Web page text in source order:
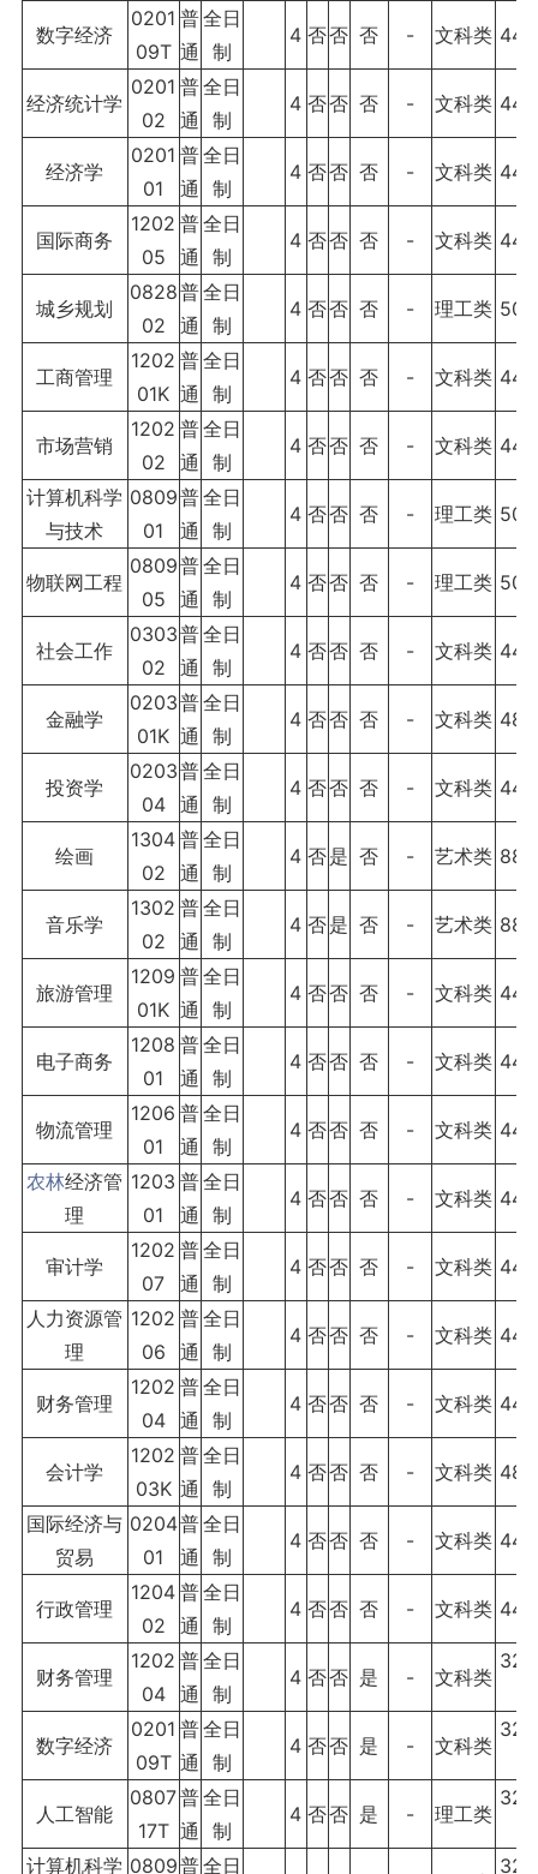
数字经济
0201
09T
普
通
全日
制
4 否否 否 - 文科类
经济统计学
0201
02
普
通
全日
制
4 否否 否 - 文科类
经济学
0201
01
普
通
全日
制
4 否否 否 - 文科类
国际商务
1202
05
普
通
全日
制
4 否否 否 - 文科类
城乡规划
0828
02
普
通
全日
制
4 否否 否 - 理工类
工商管理
1202
01K
普
通
全日
制
4 否否 否 - 文科类
市场营销
1202
02
普
通
全日
制
4 否否 否 - 文科类
计算机科学
与技术
0809
01
普
通
全日
制
4 否否 否 - 理工类
物联网工程
0809
05
普
通
全日
制
4 否否 否 - 理工类
社会工作
0303
02
普
通
全日
制
4 否否 否 - 文科类
金融学
0203
01K
普
通
全日
制
4 否否 否 - 文科类
投资学
0203
04
普
通
全日
制
4 否否 否 - 文科类
绘画
1304
02
普
通
全日
制
4 否是 否 - 艺术类
音乐学
1302
02
普
通
全日
制
4 否是 否 - 艺术类
旅游管理
1209
01K
普
通
全日
制
4 否否 否 - 文科类
电子商务
1208
01
普
通
全日
制
4 否否 否 - 文科类
物流管理
1206
01
普
通
全日
制
4 否否 否 - 文科类
农林经济管
理
1203
01
普
通
全日
制
4 否否 否 - 文科类
审计学
1202
07
普
通
全日
制
4 否否 否 - 文科类
人力资源管
理
1202
06
普
通
全日
制
4 否否 否 - 文科类
财务管理
1202
04
普
通
全日
制
4 否否 否 - 文科类
会计学
1202
03K
普
通
全日
制
4 否否 否 - 文科类
国际经济与
贸易
0204
01
普
通
全日
制
4 否否 否 - 文科类
行政管理
1204
02
普
通
全日
制
4 否否 否 - 文科类
财务管理
1202
04
普
通
全日
制
4 否否 是 - 文科类
数字经济
0201
09T
普
通
全日
制
4 否否 是 - 文科类
人工智能
0807
17T
普
通
全日
制
4 否否 是 - 理工类
计算机科学 0809普全日